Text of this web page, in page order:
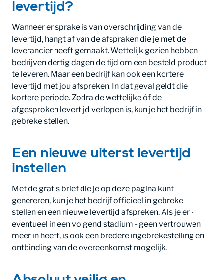
levertijd?
Wanneer er sprake is van overschrijding van de
levertijd, hangt af van de afspraken die je met de
leverancier heeft gemaakt. Wettelijk gezien hebben
bedrijven dertig dagen de tijd om een besteld product
te leveren. Maar een bedrijf kan ook een kortere
levertijd met jou afspreken. In dat geval geldt die
kortere periode. Zodra de wettelijke óf de
afgesproken levertijd verlopen is, kun je het bedrijf in
gebreke stellen.
Een nieuwe uiterst levertijd
instellen
Met de gratis brief die je op deze pagina kunt
genereren, kun je het bedrijf officieel in gebreke
stellen en een nieuwe levertijd afspreken. Als je er -
eventueel in een volgend stadium - geen vertrouwen
meer in heeft, is ook een bredere ingebrekestelling en
ontbinding van de overeenkomst mogelijk.